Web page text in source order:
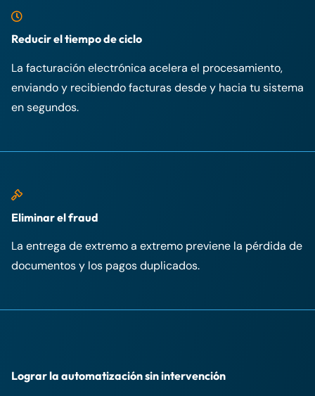
Reducir el tiempo de ciclo
La facturación electrónica acelera el procesamiento,
enviando y recibiendo facturas desde y hacia tu sistema
en segundos.
Eliminar el fraud
La entrega de extremo a extremo previene la pérdida de
documentos y los pagos duplicados.
Lograr la automatización sin intervención